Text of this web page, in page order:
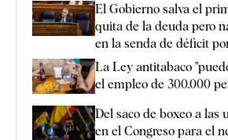
El Gobierno salva el
quita de la deuda pero
en la senda de déficit
La Ley antitabaco
el empleo de 300.000
Del saco de boxeo a las
en el Congreso para el